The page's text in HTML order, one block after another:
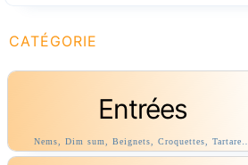
CATÉGORIE
Entrées
Nems, Dim sum, Beignets, Croquettes, Tartare…